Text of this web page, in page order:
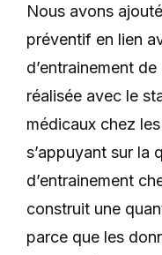
Nous avons
préventif en lien
d’entrainement
réalisée avec le
médicaux chez
s’appuyant sur la
d’entrainement
construit une
parce que les